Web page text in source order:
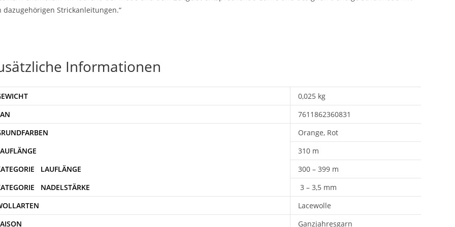
dazugehörigen Strickanleitungen.“
Informationen
0,025 kg
7611862360831
Orange, Rot
310 m
300 – 399 m
3 – 3,5 mm
Lacewolle
Ganzjahresgarn